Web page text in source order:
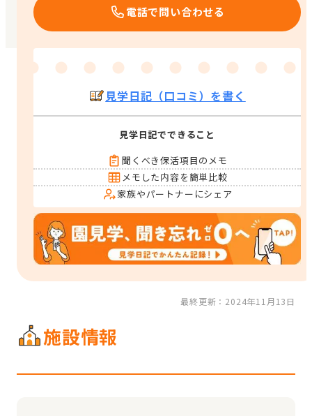
電話で問い合わせる
見学日記（口コミ）を書く
見学日記でできること
聞くべき保活項目のメモ
メモした内容を簡単比較
家族やパートナーにシェア
最終更新：2024年11月13日
施設情報